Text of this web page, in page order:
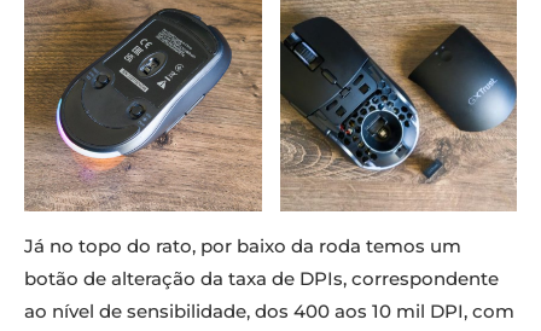
Já no topo do rato, por baixo da roda temos um
botão de alteração da taxa de DPIs, correspondente
ao nível de sensibilidade, dos 400 aos 10 mil DPI, com